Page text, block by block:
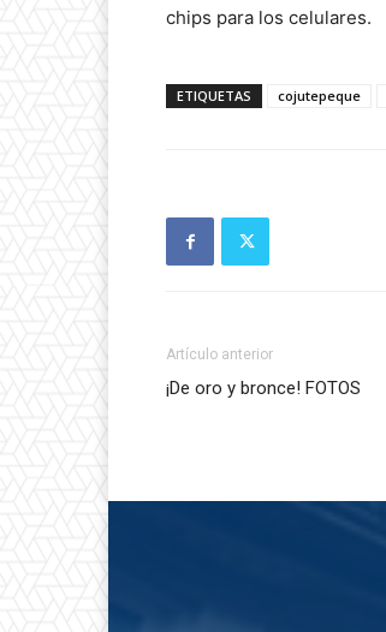
chips para los celulares.
ETIQUETAS cojutepeque
Artículo anterior
¡De oro y bronce! FOTOS